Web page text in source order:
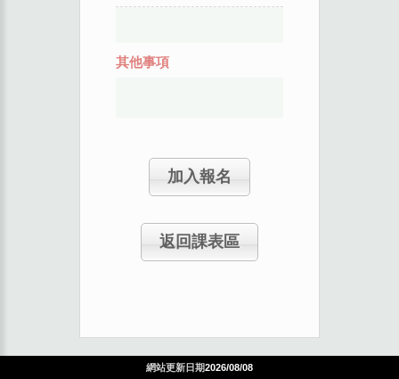
其他事項
加入報名
返回課表區
網站更新日期2026/08/08